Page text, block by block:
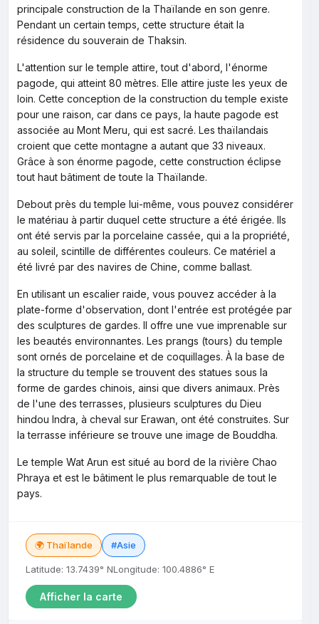
principale construction de la Thaïlande en son genre.
Pendant un certain temps, cette structure était la
résidence du souverain de Thaksin.
L'attention sur le temple attire, tout d'abord, l'énorme
pagode, qui atteint 80 mètres. Elle attire juste les yeux de
loin. Cette conception de la construction du temple existe
pour une raison, car dans ce pays, la haute pagode est
associée au Mont Meru, qui est sacré. Les thaïlandais
croient que cette montagne a autant que 33 niveaux.
Grâce à son énorme pagode, cette construction éclipse
tout haut bâtiment de toute la Thaïlande.
Debout près du temple lui-même, vous pouvez considérer
le matériau à partir duquel cette structure a été érigée. Ils
ont été servis par la porcelaine cassée, qui a la propriété,
au soleil, scintille de différentes couleurs. Ce matériel a
été livré par des navires de Chine, comme ballast.
En utilisant un escalier raide, vous pouvez accéder à la
plate-forme d'observation, dont l'entrée est protégée par
des sculptures de gardes. Il offre une vue imprenable sur
les beautés environnantes. Les prangs (tours) du temple
sont ornés de porcelaine et de coquillages. À la base de
la structure du temple se trouvent des statues sous la
forme de gardes chinois, ainsi que divers animaux. Près
de l'une des terrasses, plusieurs sculptures du Dieu
hindou Indra, à cheval sur Erawan, ont été construites. Sur
la terrasse inférieure se trouve une image de Bouddha.
Le temple Wat Arun est situé au bord de la rivière Chao
Phraya et est le bâtiment le plus remarquable de tout le
pays.
🌍 Thaïlande #Asie
Latitude: 13.7439° NLongitude: 100.4886° E
Afficher la carte